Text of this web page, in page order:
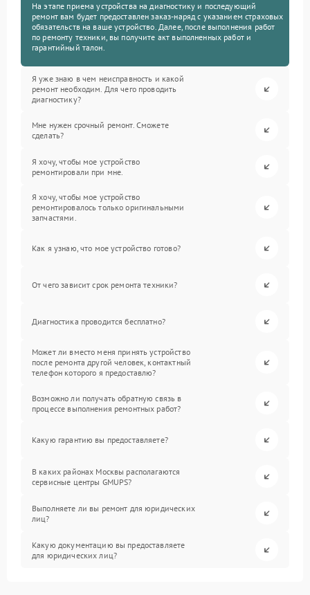
На этапе приема устройства на диагностику и последующий
ремонт вам будет предоставлен заказ-наряд с указанием страховых
обязательств на ваше устройство. Далее, после выполнения работ
по ремонту техники, вы получите акт выполненных работ и
гарантийный талон.
Я уже знаю в чем неисправность и какой
ремонт необходим. Для чего проводить
диагностику?
Мне нужен срочный ремонт. Сможете
сделать?
Я хочу, чтобы мое устройство
ремонтировали при мне.
Я хочу, чтобы мое устройство
ремонтировалось только оригинальными
запчастями.
Как я узнаю, что мое устройство готово?
От чего зависит срок ремонта техники?
Диагностика проводится бесплатно?
Может ли вместо меня принять устройство
после ремонта другой человек, контактный
телефон которого я предоставлю?
Возможно ли получать обратную связь в
процессе выполнения ремонтных работ?
Какую гарантию вы предоставляете?
В каких районах Москвы располагаются
сервисные центры GMUPS?
Выполняете ли вы ремонт для юридических
лиц?
Какую документацию вы предоставляете
для юридических лиц?